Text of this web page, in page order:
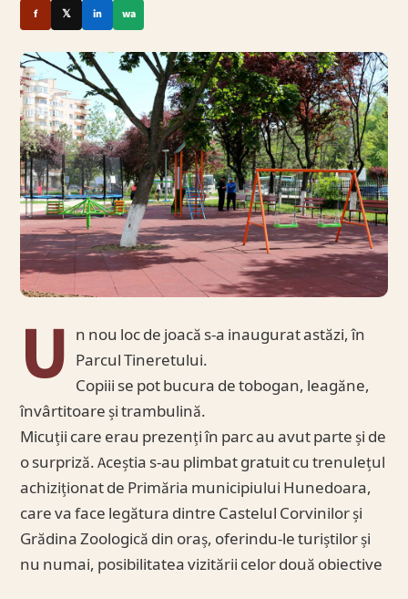
f 𝕏 in wa
U n nou loc de joacă s-a inaugurat astăzi, în
Parcul Tineretului.
Copiii se pot bucura de tobogan, leagăne,
învârtitoare și trambulină.
Micuții care erau prezenți în parc au avut parte și de
o surpriză. Aceștia s-au plimbat gratuit cu trenulețul
achiziționat de Primăria municipiului Hunedoara,
care va face legătura dintre Castelul Corvinilor și
Grădina Zoologică din oraș, oferindu-le turiștilor și
nu numai, posibilitatea vizitării celor două obiective